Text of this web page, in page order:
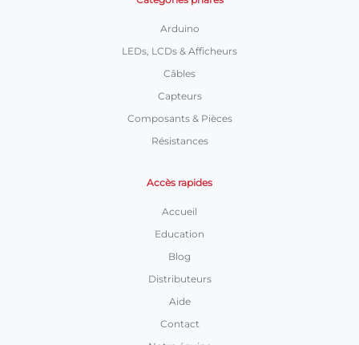
Arduino
LEDs, LCDs & Afficheurs
Câbles
Capteurs
Composants & Pièces
Résistances
Accès rapides
Accueil
Education
Blog
Distributeurs
Aide
Contact